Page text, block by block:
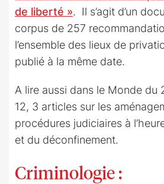
de liberté ». Il s’agit d’un
corpus de 257
l’ensemble des lieux de
publié à la même date.
A lire aussi dans le Monde du
12, 3 articles sur les
procédures judiciaires à
et du déconfinement.
Criminologie: